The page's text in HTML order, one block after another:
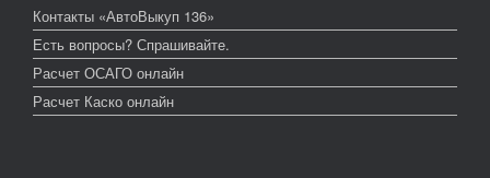
Контакты «АвтоВыкуп 136»
Есть вопросы? Спрашивайте.
Расчет ОСАГО онлайн
Расчет Каско онлайн